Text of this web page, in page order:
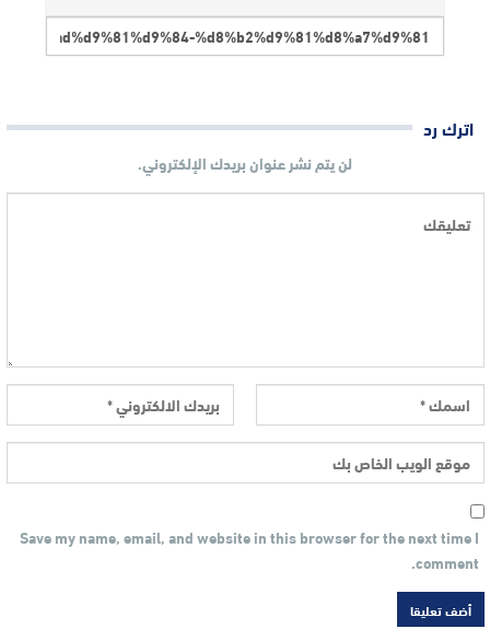
اترك رد
لن يتم نشر عنوان بريدك الإلكتروني.
Save my name, email, and website in this browser for the next time I
comment.